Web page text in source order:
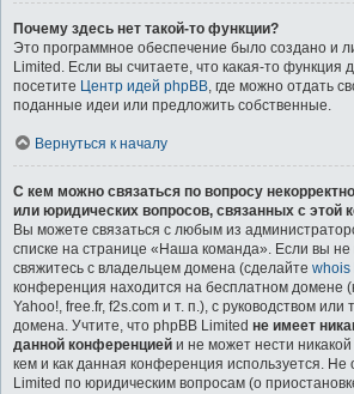
Почему здесь нет такой-то функции?
Это программное обеспечение было создано и
Limited. Если вы считаете, что какая-то функция
посетите Центр идей phpBB, где можно отдать
поданные идеи или предложить собственные.
Вернуться к началу
С кем можно связаться по вопросу
или юридических вопросов, связанных с этой
Вы можете связаться с любым из
списке на странице «Наша команда». Если вы не
свяжитесь с владельцем домена (сделайте whois
конференция находится на бесплатном домене
Yahoo!, free.fr, f2s.com и т. п.), с руководством или
домена. Учтите, что phpBB Limited не имеет
данной конференцией и не может нести
кем и как данная конференция используется. Не
Limited по юридическим вопросам (о